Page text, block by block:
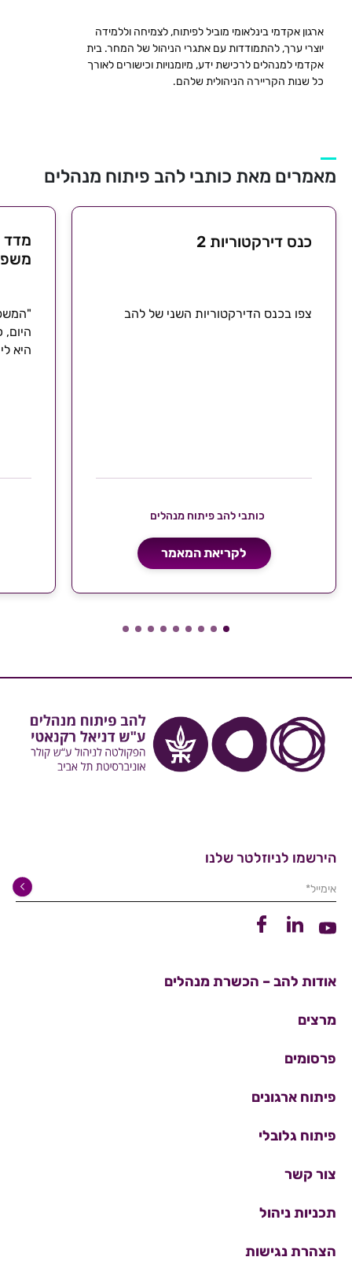
ארגון אקדמי בינלאומי מוביל לפיתוח, לצמיחה וללמידה
יוצרי ערך, להתמודדות עם אתגרי הניהול של המחר. בית
אקדמי למנהלים לרכישת ידע, מיומנויות וכישורים לאורך
כל שנות הקריירה הניהולית שלהם.
מאמרים מאת כותבי להב פיתוח מנהלים
כנס דירקטוריות 2
צפו בכנס הדירקטוריות השני של להב
כותבי להב פיתוח מנהלים
לקריאת המאמר
מדד
היא
הירשמו לניוזלטר שלנו
אימייל*
קישור ליוטיובקישור ללינקדיןקישור לפייסבוק
אודות להב – הכשרת מנהלים
מרצים
פרסומים
פיתוח ארגונים
פיתוח גלובלי
צור קשר
תכניות ניהול
הצהרת נגישות